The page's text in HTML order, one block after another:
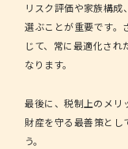
リスク評価や家族構
選ぶことが重要です。
じて、常に最適化さ
なります。
最後に、税制上のメリ
財産を守る最善策とし
う。